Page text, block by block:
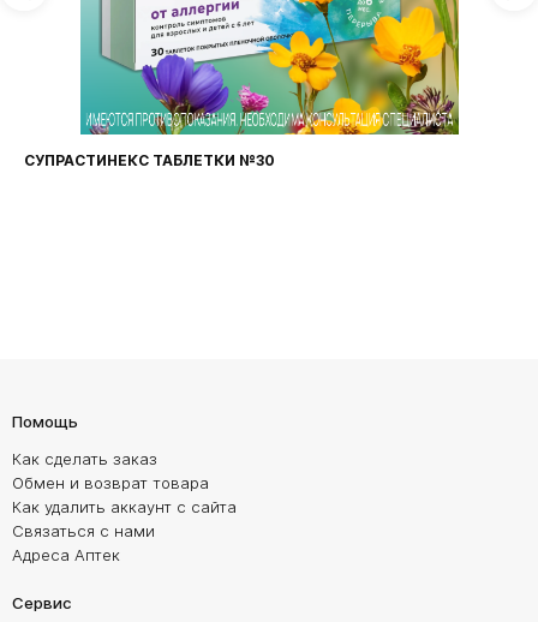
СУПРАСТИНЕКС ТАБЛЕТКИ №30
Помощь
Как сделать заказ
Обмен и возврат товара
Как удалить аккаунт с сайта
Связаться с нами
Адреса Аптек
Сервис